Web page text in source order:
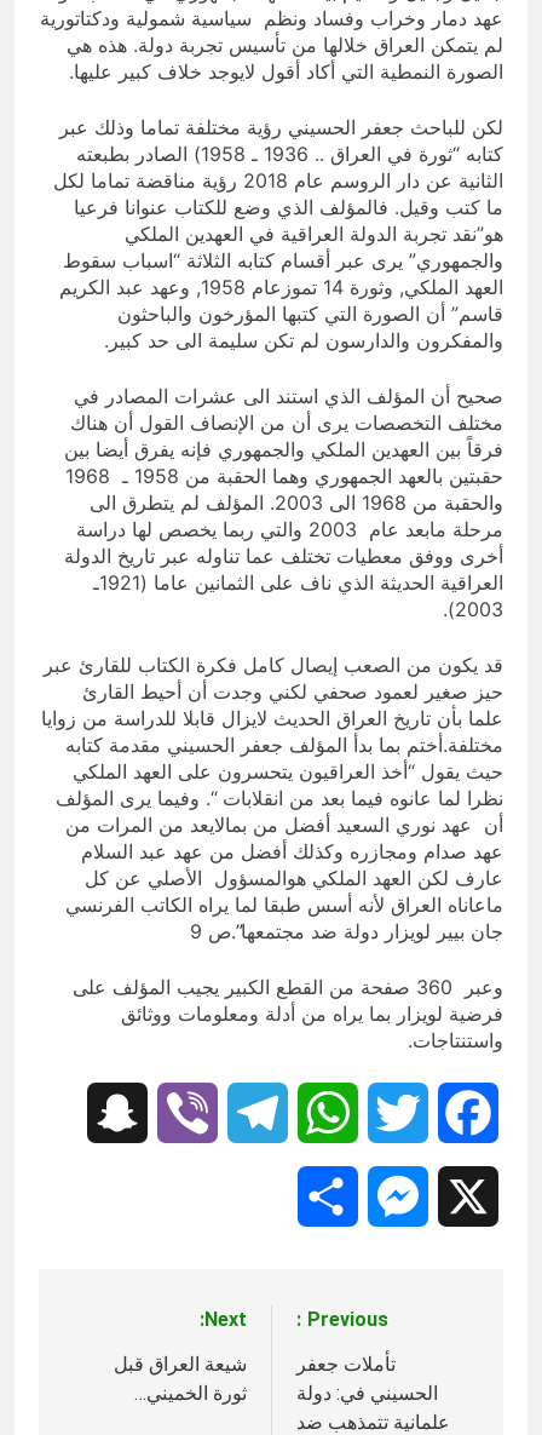
عهد دمار وخراب وفساد ونظم سياسية شمولية ودكتاتورية
لم يتمكن العراق خلالها من تأسيس تجربة دولة. هذه هي
الصورة النمطية التي أكاد أقول لايوجد خلاف كبير عليها.
لكن للباحث جعفر الحسيني رؤية مختلفة تماما وذلك عبر
كتابه “ثورة في العراق .. 1936 ـ 1958) الصادر بطبعته
الثانية عن دار الروسم عام 2018 رؤية مناقضة تماما لكل
ما كتب وقيل. فالمؤلف الذي وضع للكتاب عنوانا فرعيا
هو”نقد تجربة الدولة العراقية في العهدين الملكي
والجمهوري” يرى عبر أقسام كتابه الثلاثة “اسباب سقوط
العهد الملكي, وثورة 14 تموزعام 1958, وعهد عبد الكريم
قاسم” أن الصورة التي كتبها المؤرخون والباحثون
والمفكرون والدارسون لم تكن سليمة الى حد كبير.
صحيح أن المؤلف الذي استند الى عشرات المصادر في
مختلف التخصصات يرى أن من الإنصاف القول أن هناك
فرقاً بين العهدين الملكي والجمهوري فإنه يفرق أيضا بين
حقبتين بالعهد الجمهوري وهما الحقبة من 1958 ـ 1968
والحقبة من 1968 الى 2003. المؤلف لم يتطرق الى
مرحلة مابعد عام 2003 والتي ربما يخصص لها دراسة
أخرى ووفق معطيات تختلف عما تناوله عبر تاريخ الدولة
العراقية الحديثة الذي ناف على الثمانين عاما (1921ـ
2003).
قد يكون من الصعب إيصال كامل فكرة الكتاب للقارئ عبر
حيز صغير لعمود صحفي لكني وجدت أن أحيط القارئ
علما بأن تاريخ العراق الحديث لايزال قابلا للدراسة من زوايا
مختلفة.أختم بما بدأ المؤلف جعفر الحسيني مقدمة كتابه
حيث يقول “أخذ العراقيون يتحسرون على العهد الملكي
نظرا لما عانوه فيما بعد من انقلابات “. وفيما يرى المؤلف
أن عهد نوري السعيد أفضل من بمالايعد من المرات من
عهد صدام ومجازره وكذلك أفضل من عهد عبد السلام
عارف لكن العهد الملكي هوالمسؤول الأصلي عن كل
ماعاناه العراق لأنه أسس طبقا لما يراه الكاتب الفرنسي
جان بيير لويزار دولة ضد مجتمعها”.ص 9
وعبر 360 صفحة من القطع الكبير يجيب المؤلف على
فرضية لويزار بما يراه من أدلة ومعلومات ووثائق
واستنتاجات.
Facebook
Twitter
WhatsApp
Telegram
Viber
Messenger
المقالات
Previous:
تأملات جعفر
الحسيني في: دولة
علمانية تتمذهب ضد
Next:
شيعة العراق قبل
ثورة الخميني…